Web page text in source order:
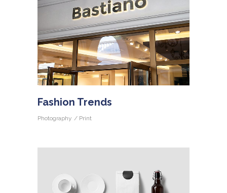
Fashion Trends
Photography Print